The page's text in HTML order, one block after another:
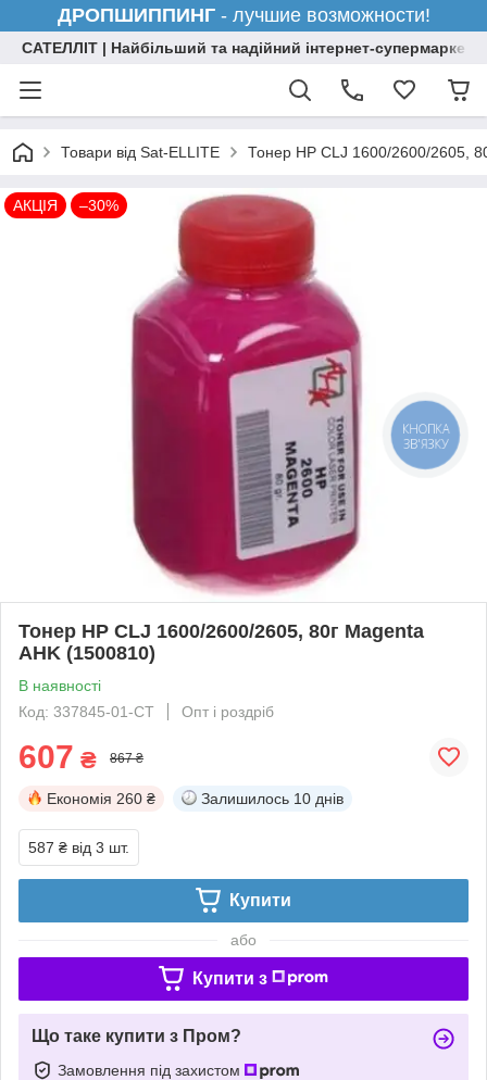
ДРОПШИППИНГ- лучшие возможности!
САТЕЛЛІТ | Найбільший та надійний інтернет-супермаркет
Товари від Sat-ELLITE Тонер HP CLJ 1600/2600/2605,
АКЦІЯ –30%
Тонер HP CLJ 1600/2600/2605, 80г Magenta
AHK (1500810)
В наявності
Код: 337845-01-СТ
Опт і роздріб
607 ₴ 867 ₴
Економія 260 ₴ Залишилось 10 днів
587 ₴ від 3 шт.
Купити
або
Купити з
Що таке купити з Пром?
Замовлення під захистом
КНОПКА
ЗВ'ЯЗКУ